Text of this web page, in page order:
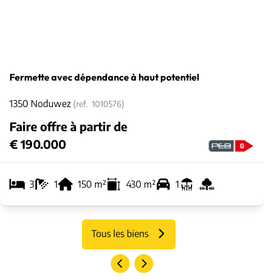
Fermette avec dépendance à haut potentiel
1350 Noduwez (ref. 1010576)
Faire offre à partir de
€ 190.000
3 1 150 m² 430 m² 1
Tous les biens